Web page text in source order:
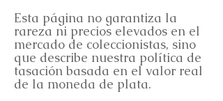
Esta página no garantiza la
rareza ni precios elevados en el
mercado de coleccionistas, sino
que describe nuestra política de
tasación basada en el valor real
de la moneda de plata.